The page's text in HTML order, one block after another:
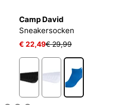
Camp David
Sneakersocken
€ 22,49€ 29,99